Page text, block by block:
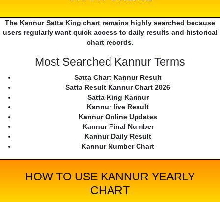
The Kannur Satta King chart remains highly searched because
users regularly want quick access to daily results and historical
chart records.
Most Searched Kannur Terms
Satta Chart Kannur Result
Satta Result Kannur Chart 2026
Satta King Kannur
Kannur live Result
Kannur Online Updates
Kannur Final Number
Kannur Daily Result
Kannur Number Chart
HOW TO USE KANNUR YEARLY
CHART